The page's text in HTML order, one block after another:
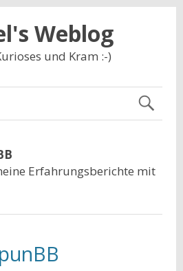
Weblog
und Kram :-)
Erfahrungsberichte mit